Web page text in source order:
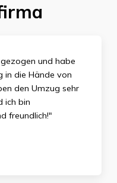
und habe
in die Hände von
den Umzug sehr
ich bin
freundlich!"